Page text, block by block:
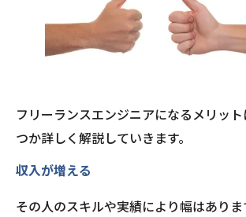
フリーランスエンジニアになるメリット
つか詳しく解説していきます。
収入が増える
その人のスキルや実績により幅はあり